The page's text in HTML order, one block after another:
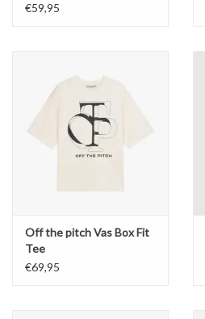
€59,95
Off the pitch Vas Box Fit
Tee
€69,95